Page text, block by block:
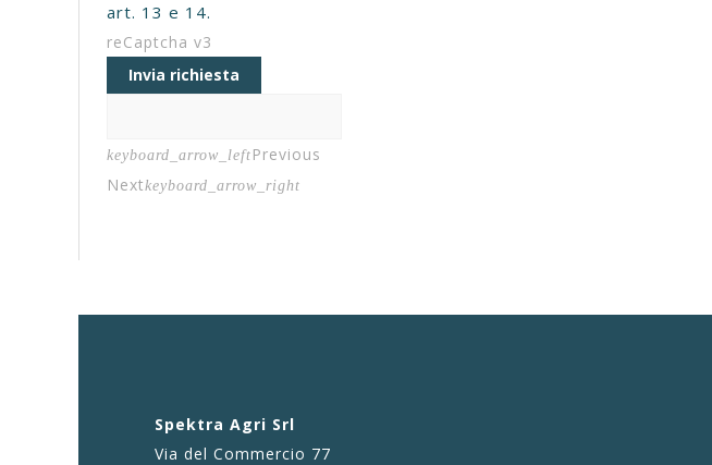
art. 13 e 14.
reCaptcha v3
Invia richiesta
keyboard_arrow_left Previous
Nextkeyboard_arrow_right
Spektra Agri Srl
Via del Commercio 77